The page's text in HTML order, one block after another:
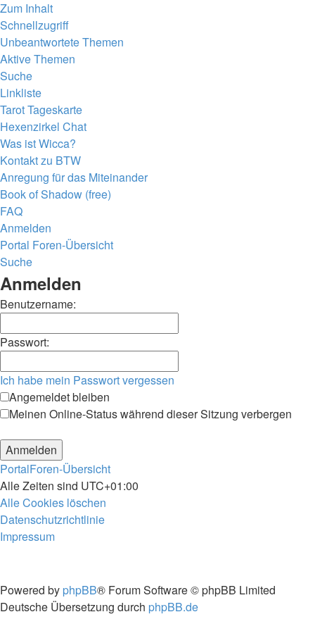
Zum Inhalt
Schnellzugriff
Unbeantwortete Themen
Aktive Themen
Suche
Linkliste
Tarot Tageskarte
Hexenzirkel Chat
Was ist Wicca?
Kontakt zu BTW
Anregung für das Miteinander
Book of Shadow (free)
FAQ
Anmelden
Portal Foren-Übersicht
Suche
Anmelden
Benutzername:
Passwort:
Ich habe mein Passwort vergessen
Angemeldet bleiben
Meinen Online-Status während dieser Sitzung verbergen
PortalForen-Übersicht
Alle Zeiten sind UTC+01:00
Alle Cookies löschen
Datenschutzrichtlinie
Impressum
Powered by phpBB® Forum Software © phpBB Limited
Deutsche Übersetzung durch phpBB.de